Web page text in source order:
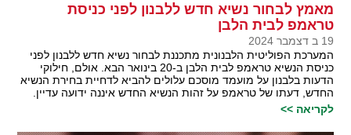
מאמץ לבחור נשיא חדש ללבנון לפני כניסת
טראמפ לבית הלבן
19 ב דצמבר 2024
המערכת הפוליטית הלבנונית מתכננת לבחור נשיא חדש ללבנון לפני
כניסת הנשיא טראמפ לבית הלבן ב-20 בינואר הבא. אולם, חילוקי
הדעות בלבנון על מועמד מוסכם עלולים להביא לדחיית בחירת הנשיא
החדש, דעתו של טראמפ על זהות הנשיא החדש איננה ידועה עדיין.
לקריאה >>